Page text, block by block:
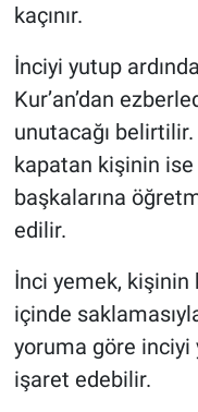
kaçınır.
İnciyi yutup
Kur’an’dan
unutacağı
kapatan kişinin ise
başkalarına
edilir.
İnci yemek,
içinde
yoruma göre inciyi
işaret edebilir.